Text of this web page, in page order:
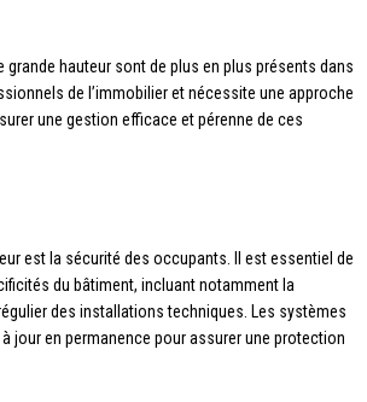
hauteur sont de plus en plus présents dans
de l’immobilier et nécessite une approche
une gestion efficace et pérenne de ces
est la sécurité des occupants. Il est essentiel de
du bâtiment, incluant notamment la
des installations techniques. Les systèmes
jour en permanence pour assurer une protection